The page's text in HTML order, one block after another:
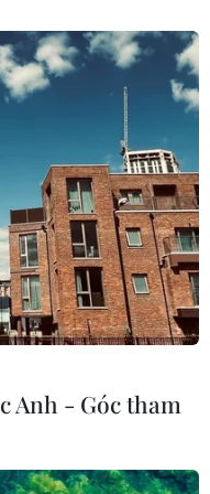
Anh - Góc tham